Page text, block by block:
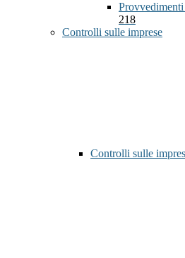
218
Controlli sulle imprese
Controlli sulle